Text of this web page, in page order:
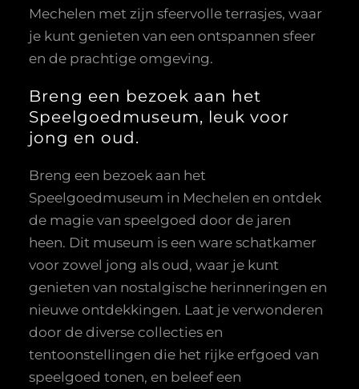
Mechelen met zijn sfeervolle terrasjes, waar
je kunt genieten van een ontspannen sfeer
en de prachtige omgeving.
Breng een bezoek aan het
Speelgoedmuseum, leuk voor
jong en oud.
Breng een bezoek aan het
Speelgoedmuseum in Mechelen en ontdek
de magie van speelgoed door de jaren
heen. Dit museum is een ware schatkamer
voor zowel jong als oud, waar je kunt
genieten van nostalgische herinneringen en
nieuwe ontdekkingen. Laat je verwonderen
door de diverse collecties en
tentoonstellingen die het rijke erfgoed van
speelgoed tonen, en beleef een